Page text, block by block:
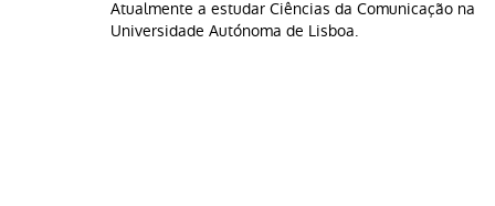
Atualmente a estudar Ciências da Comunicação na
Universidade Autónoma de Lisboa.